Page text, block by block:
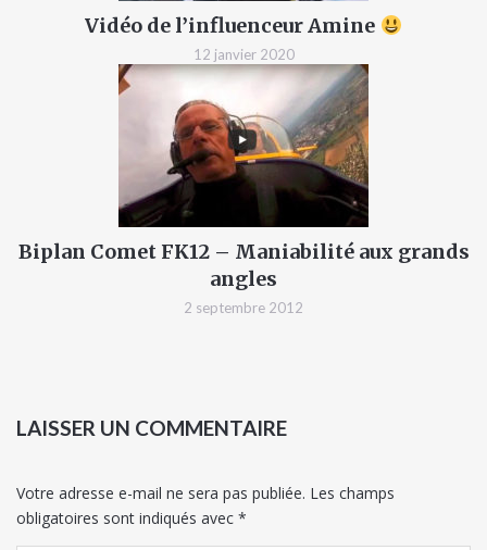
Vidéo de l’influenceur Amine
12 janvier 2020
Biplan Comet FK12 – Maniabilité aux grands
angles
2 septembre 2012
LAISSER UN COMMENTAIRE
Votre adresse e-mail ne sera pas publiée. Les champs
obligatoires sont indiqués avec *